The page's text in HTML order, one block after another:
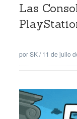
Las
porSK/11 de julio